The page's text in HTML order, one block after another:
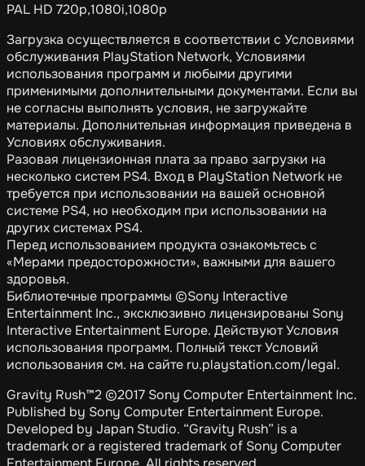
PAL HD 720p,1080i,1080p
Загрузка осуществляется в соответствии с Условиями
обслуживания PlayStation Network, Условиями
использования программ и любыми другими
применимыми дополнительными документами. Если вы
не согласны выполнять условия, не загружайте
материалы. Дополнительная информация приведена в
Условиях обслуживания.
Разовая лицензионная плата за право загрузки на
несколько систем PS4. Вход в PlayStation Network не
требуется при использовании на вашей основной
системе PS4, но необходим при использовании на
других системах PS4.
Перед использованием продукта ознакомьтесь с
«Мерами предосторожности», важными для вашего
здоровья.
Библиотечные программы ©Sony Interactive
Entertainment Inc., эксклюзивно лицензированы Sony
Interactive Entertainment Europe. Действуют Условия
использования программ. Полный текст Условий
использования см. на сайте ru.playstation.com/legal.
Gravity Rush™2 ©2017 Sony Computer Entertainment Inc.
Published by Sony Computer Entertainment Europe.
Developed by Japan Studio. “Gravity Rush” is a
trademark or a registered trademark of Sony Computer